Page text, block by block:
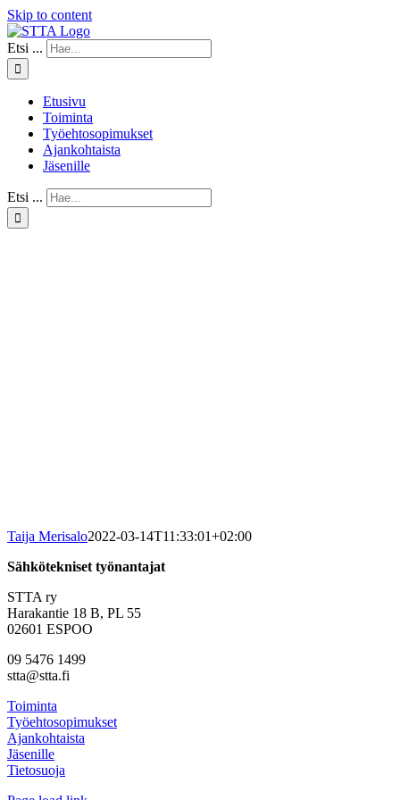
Skip to content
Etsi ...
Etusivu
Toiminta
Työehtosopimukset
Ajankohtaista
Jäsenille
Etsi ...
Taija Merisalo2022-03-14T11:33:01+02:00
Sähkötekniset työnantajat
STTA ry
Harakantie 18 B, PL 55
02601 ESPOO
09 5476 1499
stta@stta.fi
Toiminta
Työehtosopimukset
Ajankohtaista
Jäsenille
Tietosuoja